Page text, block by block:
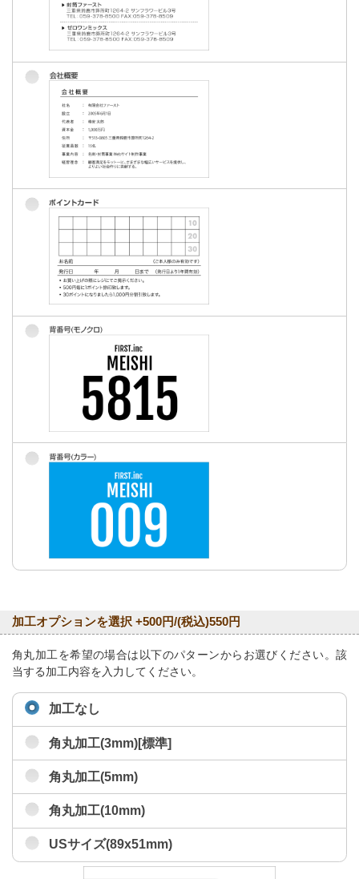
加工オプションを選択 +500円/(税込)550円
角丸加工を希望の場合は以下のパターンからお選びください。該
当する加工内容を入力してください。
加工なし
角丸加工(3mm)[標準]
角丸加工(5mm)
角丸加工(10mm)
USサイズ(89x51mm)